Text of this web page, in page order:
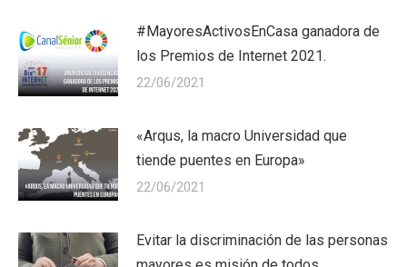
#MayoresActivosEnCasa ganadora de
los Premios de Internet 2021.
22/06/2021
«Arqus, la macro Universidad que
tiende puentes en Europa»
22/06/2021
Evitar la discriminación de las personas